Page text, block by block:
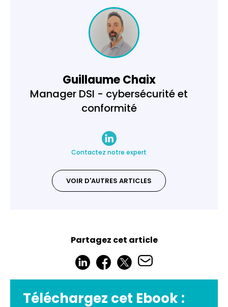
Guillaume Chaix
Manager DSI - cybersécurité et
conformité
Contactez notre expert
VOIR D'AUTRES ARTICLES
Partagez cet article
Téléchargez cet Ebook :